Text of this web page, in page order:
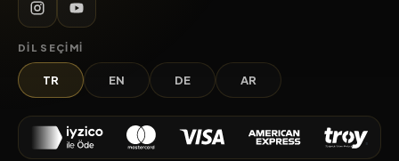
DIL SEÇIMI
TR EN DE AR